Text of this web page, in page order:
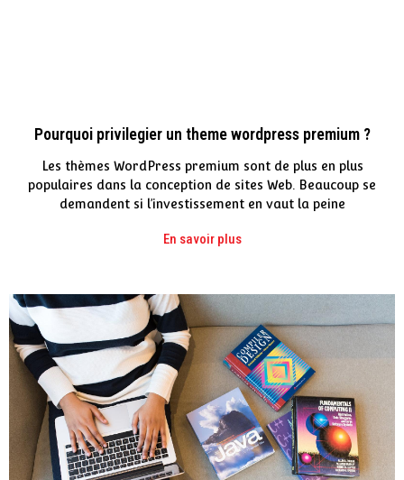
Pourquoi privilegier un theme wordpress premium ?
Les thèmes WordPress premium sont de plus en plus
populaires dans la conception de sites Web. Beaucoup se
demandent si l’investissement en vaut la peine
En savoir plus